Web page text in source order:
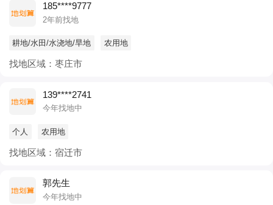
185****9777
2年前找地
耕地/水田/水浇地/旱地 农用地
找地区域：枣庄市
139****2741
今年找地中
个人 农用地
找地区域：宿迁市
郭先生
今年找地中